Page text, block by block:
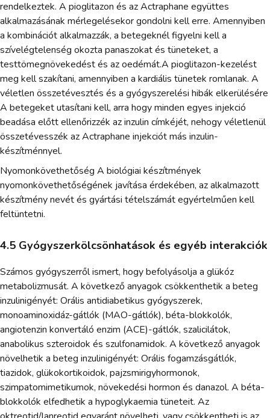
rendelkeztek. A pioglitazon és az Actraphane együttes
alkalmazásának mérlegelésekor gondolni kell erre. Amennyiben
a kombinációt alkalmazzák, a betegeknél figyelni kell a
szívelégtelenség okozta panaszokat és tüneteket, a
testtömegnövekedést és az oedémát.A pioglitazon-kezelést
meg kell szakítani, amennyiben a kardiális tünetek romlanak. A
véletlen összetévesztés és a gyógyszerelési hibák elkerülésére
A betegeket utasítani kell, arra hogy minden egyes injekció
beadása előtt ellenőrizzék az inzulin címkéjét, nehogy véletlenül
összetévesszék az Actraphane injekciót más inzulin-
készítménnyel.
Nyomonkövethetőség A biológiai készítmények
nyomonkövethetőségének javítása érdekében, az alkalmazott
készítmény nevét és gyártási tételszámát egyértelműen kell
feltüntetni.
4.5 Gyógyszerkölcsönhatások és egyéb interakciók
Számos gyógyszerről ismert, hogy befolyásolja a glükóz
metabolizmusát. A következő anyagok csökkenthetik a beteg
inzulinigényét: Orális antidiabetikus gyógyszerek,
monoaminoxidáz-gátlók (MAO-gátlók), béta-blokkolók,
angiotenzin konvertáló enzim (ACE)-gátlók, szalicilátok,
anabolikus szteroidok és szulfonamidok. A következő anyagok
növelhetik a beteg inzulinigényét: Orális fogamzásgátlók,
tiazidok, glükokortikoidok, pajzsmirigyhormonok,
szimpatomimetikumok, növekedési hormon és danazol. A béta-
blokkolók elfedhetik a hypoglykaemia tüneteit. Az